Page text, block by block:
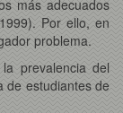
más adecuados
Por ello, en
problema.
prevalencia del
de estudiantes de